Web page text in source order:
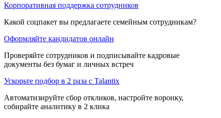
Корпоративная поддержка сотрудников
Какой соцпакет вы предлагаете семейным сотрудникам?
Оформляйте кандидатов онлайн
Проверяйте сотрудников и подписывайте кадровые
документы без бумаг и личных встреч
Ускорьте подбор в 2 раза с Talantix
Автоматизируйте сбор откликов, настройте воронку,
собирайте аналитику в 2 клика